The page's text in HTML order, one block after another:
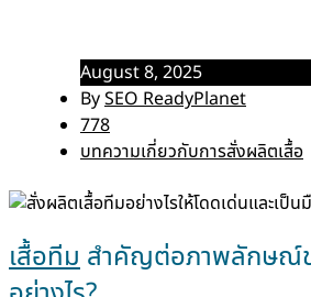
August 8, 2025
BySEO ReadyPlanet
778
บทความเกี่ยวกับการสั่งผลิตเสื้อ
เสื้อทีม สำคัญต่อภาพลักษณ์